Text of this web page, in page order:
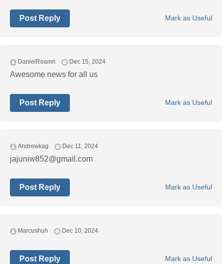
Mark as Useful
Post Reply
DanielRoamn Dec 15, 2024
Awesome news for all us
Mark as Useful
Post Reply
Andrewkag Dec 11, 2024
jajuniw852@gmail.com
Mark as Useful
Post Reply
Marcushuh Dec 10, 2024
Mark as Useful
Post Reply